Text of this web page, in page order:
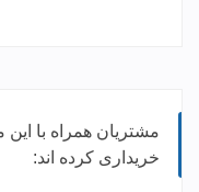
مشتریان همراه با
خریداری کرده اند: